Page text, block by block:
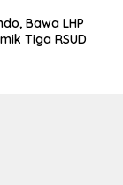
Bawa LHP
Tiga RSUD